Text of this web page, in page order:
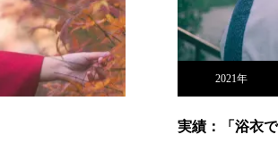
2021年
実績：「浴衣